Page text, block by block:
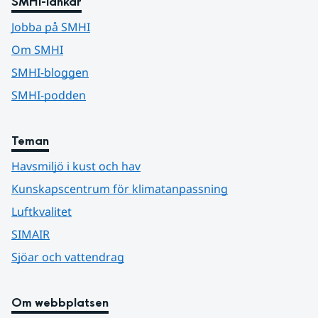
Jobba på SMHI
Om SMHI
SMHI-bloggen
SMHI-podden
Teman
Havsmiljö i kust och hav
Kunskapscentrum för klimatanpassning
Luftkvalitet
SIMAIR
Sjöar och vattendrag
Om webbplatsen